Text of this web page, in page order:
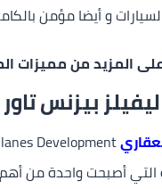
و أيضا مؤمن
على المزيد من مميزات
بيزنس تاور
أصبحت واحدة من أهم